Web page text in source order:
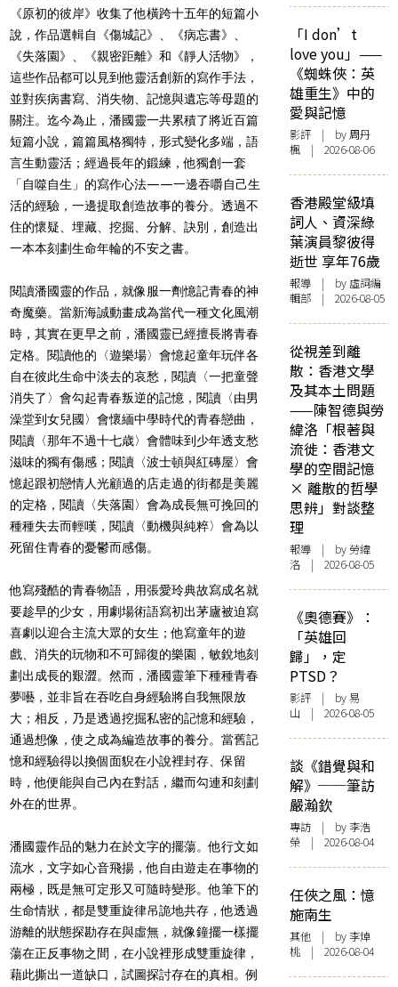
《原初的彼岸》收集了他橫跨十五年的短篇小
說，作品選輯自《傷城記》、《病忘書》、
《失落園》、《親密距離》和《靜人活物》，
這些作品都可以見到他靈活創新的寫作手法，
並對疾病書寫、消失物、記憶與遺忘等母題的
關注。迄今為止，潘國靈一共累積了將近百篇
短篇小說，篇篇風格獨特，形式變化多端，語
言生動靈活；經過長年的鍛練，他獨創一套
「自噬自生」的寫作心法——一邊吞嚼自己生
活的經驗，一邊提取創造故事的養分。透過不
住的懷疑、埋藏、挖掘、分解、訣別，創造出
一本本刻劃生命年輪的不安之書。
閱讀潘國靈的作品，就像服一劑憶記青春的神
奇魔藥。當新海誠動畫成為當代一種文化風潮
時，其實在更早之前，潘國靈已經擅長將青春
定格。閱讀他的〈遊樂場〉會憶起童年玩伴各
自在彼此生命中淡去的哀愁，閱讀〈一把童聲
消失了〉會勾起青春叛逆的記憶，閱讀〈由男
澡堂到女兒國〉會懷緬中學時代的青春戀曲，
閱讀〈那年不過十七歳〉會體味到少年透支愁
滋味的獨有傷感；閱讀〈波士頓與紅磚屋〉會
憶起跟初戀情人光顧過的店走過的街都是美麗
的定格，閱讀〈失落園〉會為成長無可挽回的
種種失去而輕嘆，閱讀〈動機與純粹〉會為以
死留住青春的憂鬱而感傷。
他寫殘酷的青春物語，用張愛玲典故寫成名就
要趁早的少女，用劇場術語寫初出茅廬被迫寫
喜劇以迎合主流大眾的女生；他寫童年的遊
戲、消失的玩物和不可歸復的樂園，敏銳地刻
劃出成長的艱澀。然而，潘國靈筆下種種青春
夢囈，並非旨在吞吃自身經驗將自我無限放
大；相反，乃是透過挖掘私密的記憶和經驗，
通過想像，使之成為編造故事的養分。當舊記
憶和經驗得以換個面貎在小說裡封存、保留
時，他便能與自己內在對話，繼而勾連和刻劃
外在的世界。
潘國靈作品的魅力在於文字的擺蕩。他行文如
流水，文字如心音飛揚，他自由遊走在事物的
兩極，既是無可定形又可隨時變形。他筆下的
生命情狀，都是雙重旋律吊詭地共存，他透過
游離的狀態探勘存在與虛無，就像鐘擺一樣擺
蕩在正反事物之間，在小說裡形成雙重旋律，
藉此撕出一道缺口，試圖探討存在的真相。例
「I don’t
love you」——
《蜘蛛俠：英
雄重生》中的
愛與記憶
影評 | by周丹
楓 | 2026-08-06
香港殿堂級填
詞人、資深綠
葉演員黎彼得
逝世 享年76歲
報導 | by 虛詞編
輯部 | 2026-08-05
從視差到離
散：香港文學
及其本土問題
——陳智德與勞
緯洛「根著與
流徙：香港文
學的空間記憶
× 離散的哲學
思辨」對談整
理
報導 | by 勞緯
洛 | 2026-08-05
《奧德賽》：
「英雄回
歸」，定
PTSD？
影評 | by 易
山 | 2026-08-05
談《錯覺與和
解》──筆訪
嚴瀚欽
專訪 | by 李浩
榮 | 2026-08-04
任俠之風：憶
施南生
其他 | by 李焯
桃 | 2026-08-04